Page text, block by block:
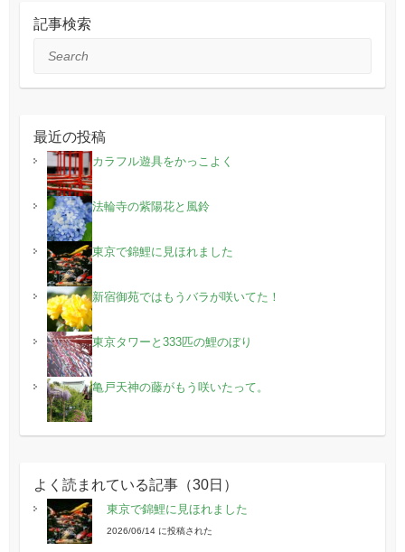
記事検索
Search
最近の投稿
カラフル遊具をかっこよく
法輪寺の紫陽花と風鈴
東京で錦鯉に見ほれました
新宿御苑ではもうバラが咲いてた！
東京タワーと333匹の鯉のぼり
亀戸天神の藤がもう咲いたって。
よく読まれている記事（30日）
東京で錦鯉に見ほれました
2026/06/14 に投稿された